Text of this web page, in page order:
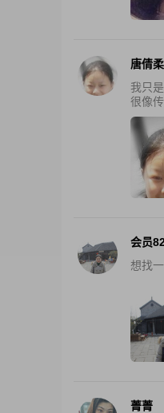
唐倩柔
我只
很像
会员
想找
菁菁